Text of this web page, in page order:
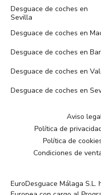
Desguace de coches en
Sevilla
Desguace de coches en
Desguace de coches en
Desguace de coches en
Desguace de coches en
Aviso
Política de
Política de
Condiciones de
EuroDesguace Málaga